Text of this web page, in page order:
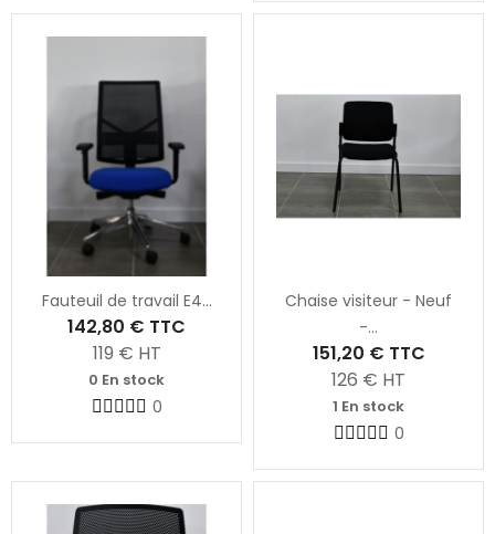
Fauteuil de travail E4...
142,80 € TTC
119 € HT
0 En stock
0
Chaise visiteur - Neuf
-...
151,20 € TTC
126 € HT
1 En stock
0